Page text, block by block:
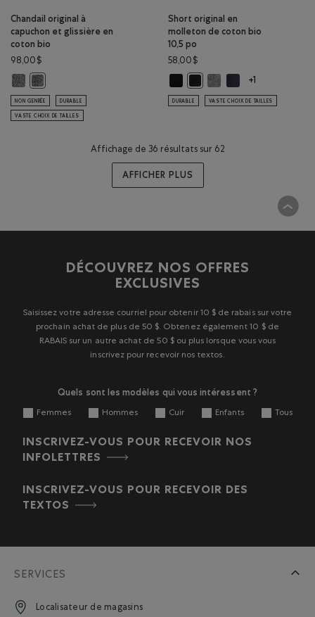
Chandail original à
capuchon et glissière en
coton bio
98,00$
Chandail original à capuchon et glissière en coton bio: S&P/IVOIRE
Chandail original à capuchon et glissière en coton bio: S&P/NOIR
NON GENRÉE DURABLE
VASTE CHOIX DE TAILLES
Short original en
molleton de coton bio
10,5 po
58,00$
Short original en molleton de
Short original en molleton de
Short original en molleton
Short original en
+1
DURABLE VASTE CHOIX DE TAILLES
Affichage de 36 résultats sur 62
AFFICHER PLUS
DÉCOUVREZ NOS OFFRES
EXCLUSIVES
Saisissez votre adresse courriel pour obtenir 10 $ de rabais sur votre
prochain achat de plus de 50 $. Obtenez également 10 $ de
RABAIS sur un autre achat de 50 $ ou plus lorsque vous vous
inscrivez pour recevoir nos textos.
Quels sont les modèles qui vous intéressent ?
Femmes Hommes Cuir Enfants Tous
INSCRIVEZ-VOUS POUR RECEVOIR NOS
INFOLETTRES
INSCRIVEZ-VOUS POUR RECEVOIR DES
TEXTOS
SERVICES
Localisateur de magasins